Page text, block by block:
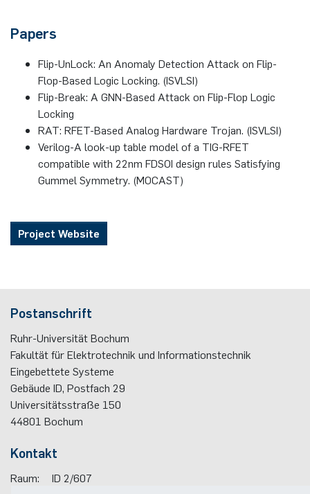
Papers
Flip-UnLock: An Anomaly Detection Attack on Flip-
Flop-Based Logic Locking. (ISVLSI)
Flip-Break: A GNN-Based Attack on Flip-Flop Logic
Locking
RAT: RFET-Based Analog Hardware Trojan. (ISVLSI)
Verilog-A look-up table model of a TIG-RFET
compatible with 22nm FDSOI design rules Satisfying
Gummel Symmetry. (MOCAST)
Project Website
Postanschrift
Ruhr-Universität Bochum
Fakultät für Elektrotechnik und Informationstechnik
Eingebettete Systeme
Gebäude ID, Postfach 29
Universitätsstraße 150
44801 Bochum
Kontakt
Raum:
ID 2/607